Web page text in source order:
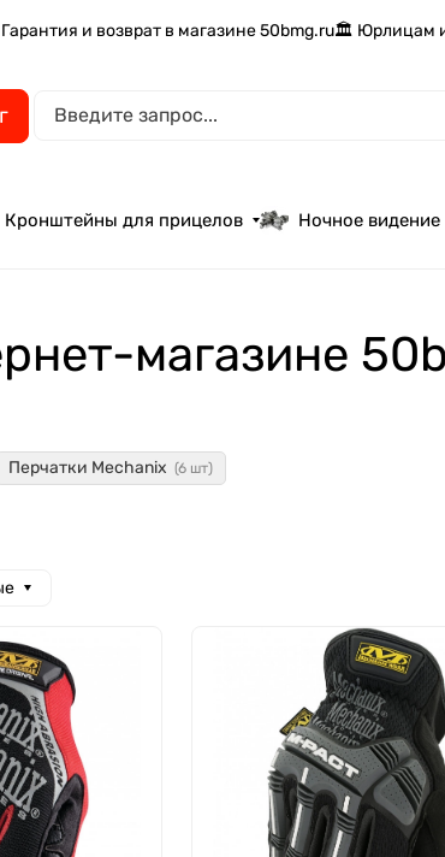
Гарантия и возврат в магазине 50bmg.ru🏛️ Юрлицам
Кронштейны для прицелов Ночное видение
магазине
Перчатки Mechanix (6 шт)